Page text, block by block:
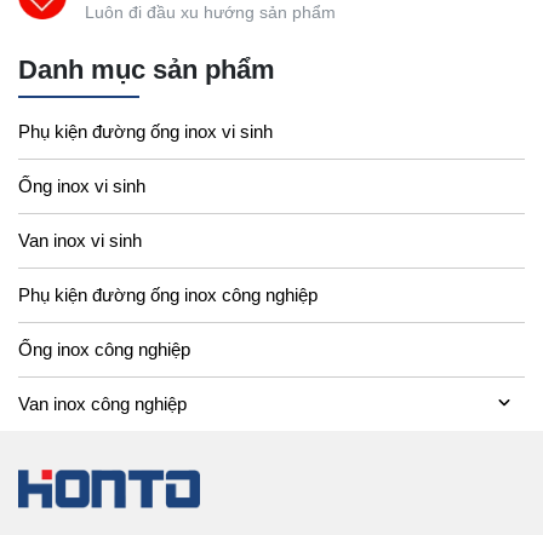
Luôn đi đầu xu hướng sản phẩm
Danh mục sản phẩm
Phụ kiện đường ống inox vi sinh
Ống inox vi sinh
Van inox vi sinh
Phụ kiện đường ống inox công nghiệp
Ống inox công nghiệp
Van inox công nghiệp